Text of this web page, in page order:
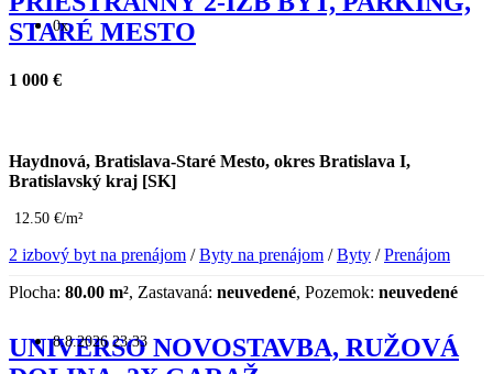
0x
STARÉ MESTO
1 000 €
Haydnová, Bratislava-Staré Mesto, okres Bratislava I,
Bratislavský kraj [SK]
12.50 €/m²
2 izbový byt na prenájom /Byty na prenájom /Byty /Prenájom
Plocha: 80.00 m², Zastavaná: neuvedené, Pozemok: neuvedené
8.8.2026 23:33
UNIVERSO NOVOSTAVBA, RUŽOVÁ